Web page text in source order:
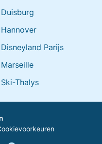
Duisburg
Hannover
Disneyland Parijs
Marseille
Ski-Thalys